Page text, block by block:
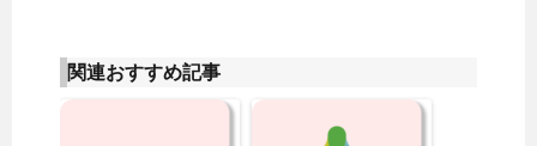
関連おすすめ記事